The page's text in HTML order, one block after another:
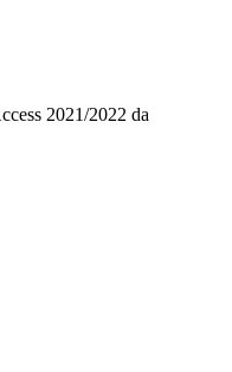
2021/2022 da